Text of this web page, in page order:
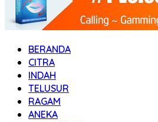
BERANDA
CITRA
INDAH
TELUSUR
RAGAM
ANEKA